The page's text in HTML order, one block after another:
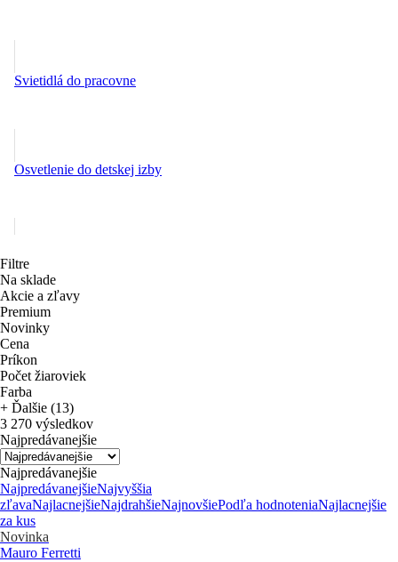
Svietidlá do pracovne
Osvetlenie do detskej izby
Filtre
Na sklade
Akcie a zľavy
Premium
Novinky
Cena
Príkon
Počet žiaroviek
Farba
+ Ďalšie (13)
3 270 výsledkov
Najpredávanejšie
Najpredávanejšie
NajpredávanejšieNajvyššia
zľavaNajlacnejšieNajdrahšieNajnovšiePodľa hodnoteniaNajlacnejšie
za kus
Novinka
Mauro Ferretti